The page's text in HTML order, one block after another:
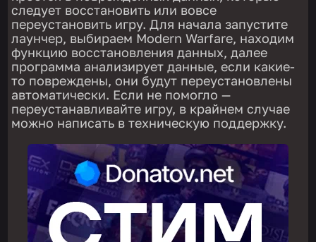
следует восстановить или вовсе
переустановить игру. Для начала запустите
лаунчер, выбираем Modern Warfare, находим
функцию восстановления данных, далее
программа анализирует данные, если какие-
то повреждены, они будут переустановлены
автоматически. Если не помогло —
переустанавливайте игру, в крайнем случае
можно написать в техническую поддержку.